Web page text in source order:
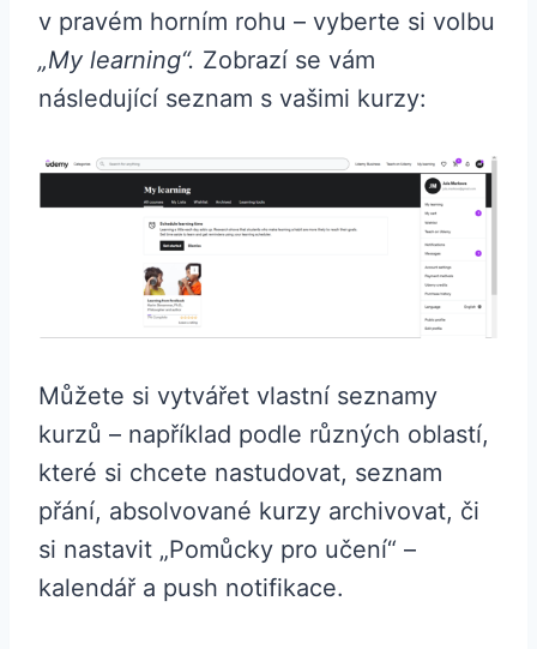
v pravém horním rohu – vyberte si volbu
„My learning“. Zobrazí se vám
následující seznam s vašimi kurzy:
Můžete si vytvářet vlastní seznamy
kurzů – například podle různých oblastí,
které si chcete nastudovat, seznam
přání, absolvované kurzy archivovat, či
si nastavit „Pomůcky pro učení“ –
kalendář a push notifikace.